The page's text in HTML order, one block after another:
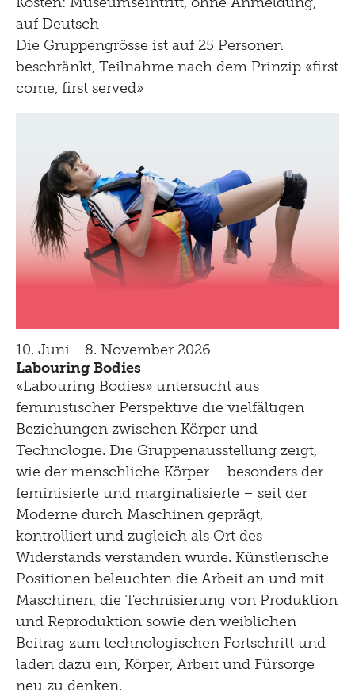
auf Deutsch
Die Gruppengrösse ist auf 25 Personen
beschränkt, Teilnahme nach dem Prinzip «first
come, first served»
10. Juni - 8. November 2026
Labouring Bodies
«Labouring Bodies» untersucht aus
feministischer Perspektive die vielfältigen
Beziehungen zwischen Körper und
Technologie. Die Gruppenausstellung zeigt,
wie der menschliche Körper – besonders der
feminisierte und marginalisierte – seit der
Moderne durch Maschinen geprägt,
kontrolliert und zugleich als Ort des
Widerstands verstanden wurde. Künstlerische
Positionen beleuchten die Arbeit an und mit
Maschinen, die Technisierung von Produktion
und Reproduktion sowie den weiblichen
Beitrag zum technologischen Fortschritt und
laden dazu ein, Körper, Arbeit und Fürsorge
neu zu denken.